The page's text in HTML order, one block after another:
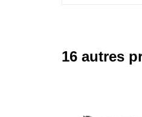
16 autres